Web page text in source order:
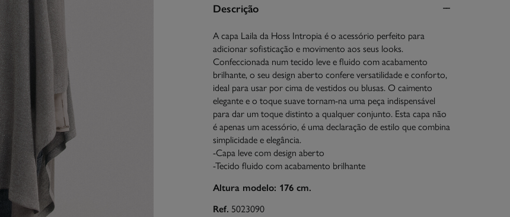
Descrição
A capa Laila da Hoss Intropia é o acessório perfeito para
adicionar sofisticação e movimento aos seus looks.
Confeccionada num tecido leve e fluido com acabamento
brilhante, o seu design aberto confere versatilidade e conforto,
ideal para usar por cima de vestidos ou blusas. O caimento
elegante e o toque suave tornam-na uma peça indispensável
para dar um toque distinto a qualquer conjunto. Esta capa não
é apenas um acessório, é uma declaração de estilo que combina
simplicidade e elegância.
-Capa leve com design aberto
-Tecido fluido com acabamento brilhante
Altura modelo: 176 cm.
Ref. 5023090